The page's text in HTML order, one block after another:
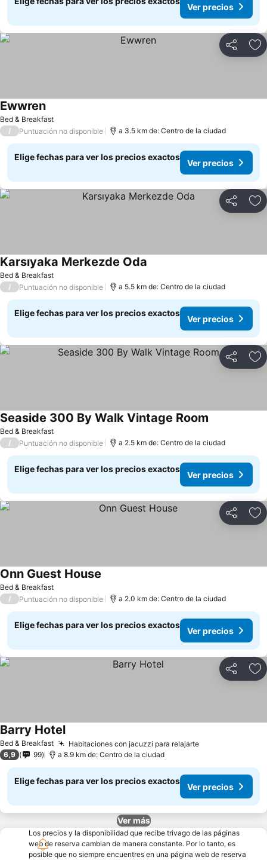
Ver precios
Compartir
Bed & Breakfast
Ewwren
/ Puntuación no disponible a 3.5 km de: Centro de la ciudad
Elige fechas para ver los precios exactos
Ver precios
Compartir
Bed & Breakfast
Karsıyaka Merkezde Oda
/ Puntuación no disponible a 5.5 km de: Centro de la ciudad
Elige fechas para ver los precios exactos
Ver precios
Compartir
Bed & Breakfast
Seaside 300 By Walk Vintage Room
/ Puntuación no disponible a 2.5 km de: Centro de la ciudad
Elige fechas para ver los precios exactos
Ver precios
Compartir
Bed & Breakfast
Onn Guest House
/ Puntuación no disponible a 2.0 km de: Centro de la ciudad
Elige fechas para ver los precios exactos
Ver precios
Compartir
Bed & Breakfast Habitaciones con jacuzzi para relajarte
Barry Hotel
6,9 99 a 8.9 km de: Centro de la ciudad
Elige fechas para ver los precios exactos
Ver precios
Ver más
Los precios y la disponibilidad que recibe trivago de las páginas
web de reserva cambian de manera constante. Por lo tanto, es
posible que no siempre encuentres en una página web de reserva